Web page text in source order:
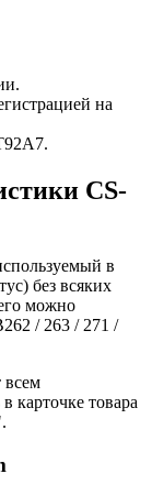
на
CS-
в
без всяких
можно
/ 263 / 271 /
всем
карточке товара